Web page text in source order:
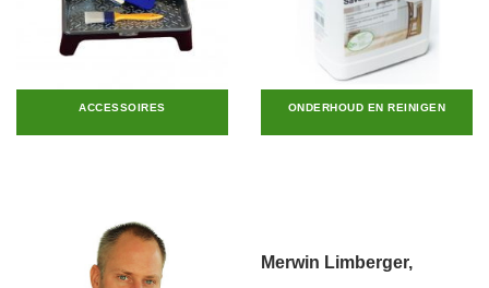
ACCESSOIRES ONDERHOUD EN REINIGEN
Merwin Limberger,